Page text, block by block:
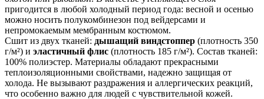
пригодится в любой холодный период года: весной и осенью
можно носить полукомбинезон под вейдерсами и
непромокаемым мембранным костюмом.
Сшит из двух тканей: дышащий виндстоппер (плотность 350
г/м²) и эластичный флис (плотность 185 г/м²). Состав тканей:
100% полиэстер. Материалы обладают прекрасными
теплоизоляционными свойствами, надежно защищая от
холода. Не вызывают раздражения и аллергических реакций,
что особенно важно для людей с чувствительной кожей.